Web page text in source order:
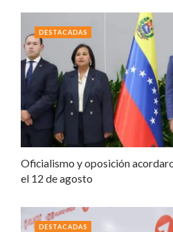
Oficialismo y oposición
el 12 de agosto
DESTACADAS
DESTACADAS